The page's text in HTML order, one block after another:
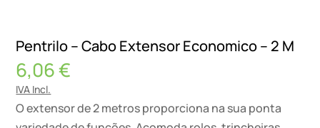
Pentrilo – Cabo Extensor Economico – 2 M
6,06€
IVA Incl.
O extensor de 2 metros proporciona na sua ponta